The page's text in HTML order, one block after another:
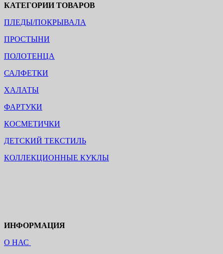
КАТЕГОРИИ ТОВАРОВ
ПЛЕДЫ/ПОКРЫВАЛА
ПРОСТЫНИ
ПОЛОТЕНЦА
САЛФЕТКИ
ХАЛАТЫ
ФАРТУКИ
КОСМЕТИЧКИ
ДЕТСКИЙ ТЕКСТИЛЬ
КОЛЛЕКЦИОННЫЕ КУКЛЫ
ИНФОРМАЦИЯ
О НАС